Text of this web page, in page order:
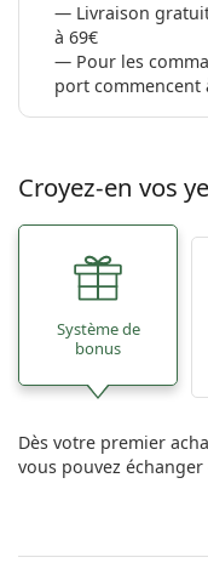
Livraison
à 69€
Pour les
port commencent
Croyez-en vos
Système de
bonus
Dès votre premier
vous pouvez